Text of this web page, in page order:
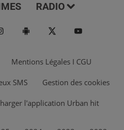
RADIO
Mentions Légales I CGU
SMS Gestion des cookies
l'application Urban hit